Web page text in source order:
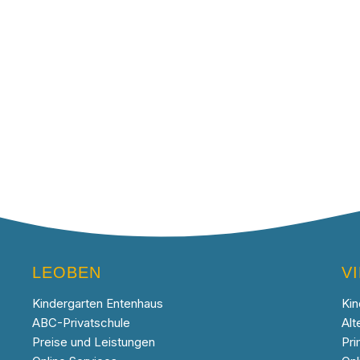
LEOBEN
Kindergarten Entenhaus
ABC-Privatschule
Preise und Leistungen